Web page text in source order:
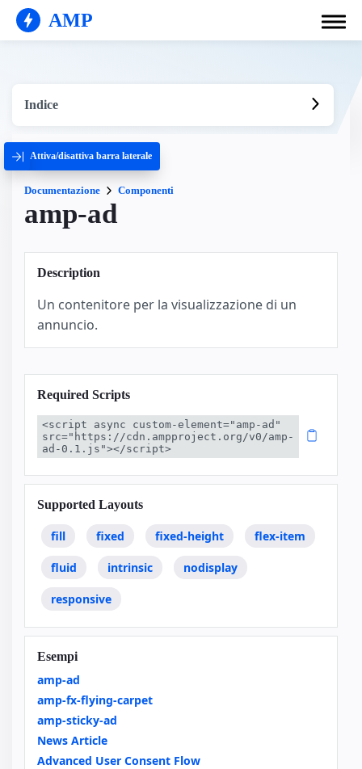
AMP
Indice
Attiva/disattiva barra laterale
Documentazione Componenti
amp-ad
Description
Un contenitore per la visualizzazione di un
annuncio.
Required Scripts
<script async custom-element="amp-ad"
src="https://cdn.ampproject.org/v0/amp-
ad-0.1.js"></script>
Supported Layouts
fill fixed fixed-height flex-item
fluid intrinsic nodisplay
responsive
Esempi
amp-ad
amp-fx-flying-carpet
amp-sticky-ad
News Article
Advanced User Consent Flow